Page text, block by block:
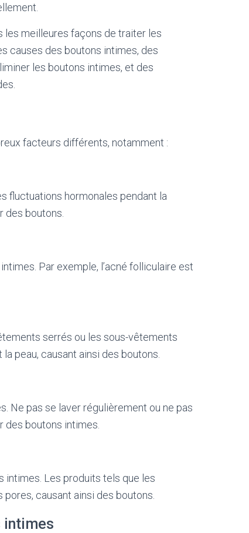
les meilleures façons de traiter les
causes des boutons intimes, des
les boutons intimes, et des
facteurs différents, notamment :
fluctuations hormonales pendant la
des boutons.
Par exemple, l’acné folliculaire est
serrés ou les sous-vêtements
peau, causant ainsi des boutons.
Ne pas se laver régulièrement ou ne pas
boutons intimes.
intimes. Les produits tels que les
causant ainsi des boutons.
intimes